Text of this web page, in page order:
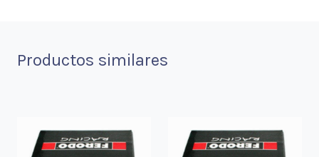
Productos similares